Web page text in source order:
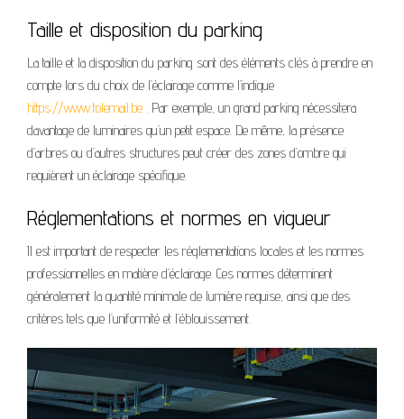
Taille et disposition du parking
La taille et la disposition du parking sont des éléments clés à prendre en
compte lors du choix de l’éclairage comme l’indique
https://www.tolemail.be . Par exemple, un grand parking nécessitera
davantage de luminaires qu’un petit espace. De même, la présence
d’arbres ou d’autres structures peut créer des zones d’ombre qui
requièrent un éclairage spécifique.
Réglementations et normes en vigueur
Il est important de respecter les réglementations locales et les normes
professionnelles en matière d’éclairage. Ces normes déterminent
généralement la quantité minimale de lumière requise, ainsi que des
critères tels que l’uniformité et l’éblouissement.